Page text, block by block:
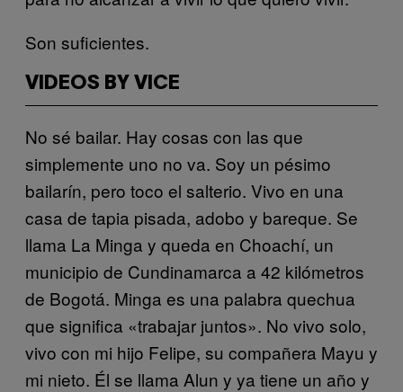
Son suficientes.
VIDEOS BY VICE
No sé bailar. Hay cosas con las que
simplemente uno no va. Soy un pésimo
bailarín, pero toco el salterio. Vivo en una
casa de tapia pisada, adobo y bareque. Se
llama La Minga y queda en Choachí, un
municipio de Cundinamarca a 42 kilómetros
de Bogotá. Minga es una palabra quechua
que significa «trabajar juntos». No vivo solo,
vivo con mi hijo Felipe, su compañera Mayu y
mi nieto. Él se llama Alun y ya tiene un año y